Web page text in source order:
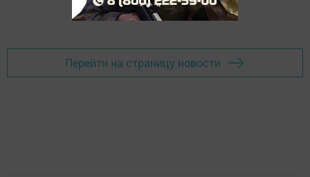
Добавить Шешминскую новь в Яндекс.Новости
Перейти на страницу новости